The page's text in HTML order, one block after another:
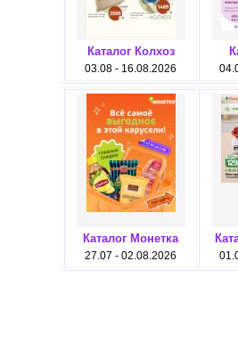
Каталог Колхоз
03.08 - 16.08.2026
Каталог Монетка
27.07 - 02.08.2026